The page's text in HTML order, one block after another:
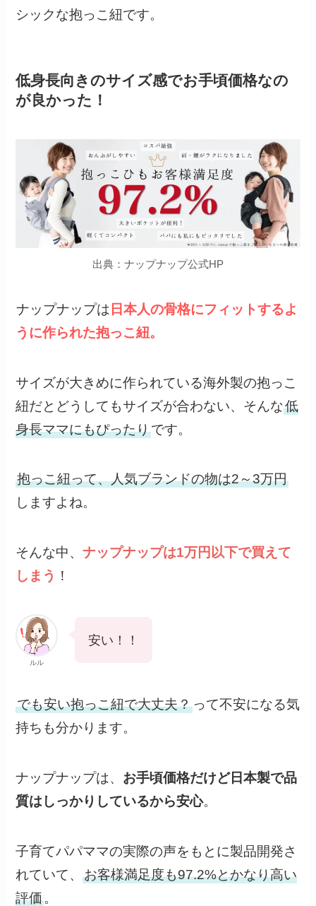
シックな抱っこ紐です。
低身長向きのサイズ感でお手頃価格なの
が良かった！
出典：ナップナップ公式HP
ナップナップは 日本人の骨格にフィットするよ
うに作られた抱っこ紐。
サイズが大きめに作られている海外製の抱っこ
紐だとどうしてもサイズが合わない、そんな低
身長ママにもぴったりです。
抱っこ紐って、人気ブランドの物は2～3万円
しますよね。
そんな中、ナップナップは1万円以下で買えて
しまう ！
ルル
安い！！
でも安い抱っこ紐で大丈夫？ って不安になる気
持ちも分かります。
ナップナップは、 お手頃価格だけど日本製で品
質はしっかりしているから安心。
子育てパパママの実際の声をもとに製品開発さ
れていて、お客様満足度も97.2%とかなり高い
評価。